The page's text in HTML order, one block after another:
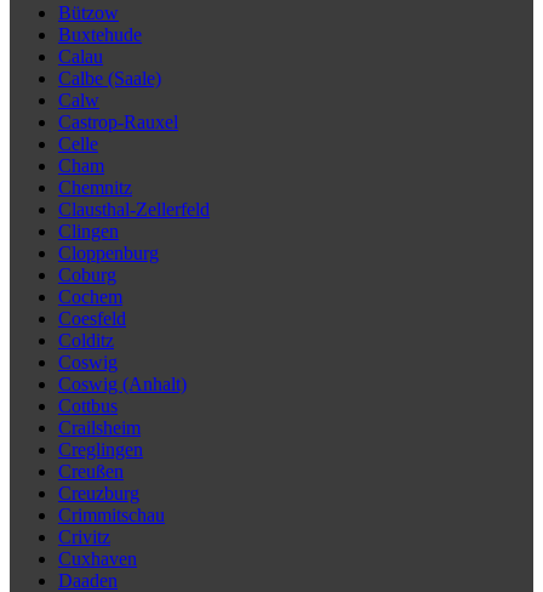
Bützow
Buxtehude
Calau
Calbe (Saale)
Calw
Castrop-Rauxel
Celle
Cham
Chemnitz
Clausthal-Zellerfeld
Clingen
Cloppenburg
Coburg
Cochem
Coesfeld
Colditz
Coswig
Coswig (Anhalt)
Cottbus
Crailsheim
Creglingen
Creußen
Creuzburg
Crimmitschau
Crivitz
Cuxhaven
Daaden